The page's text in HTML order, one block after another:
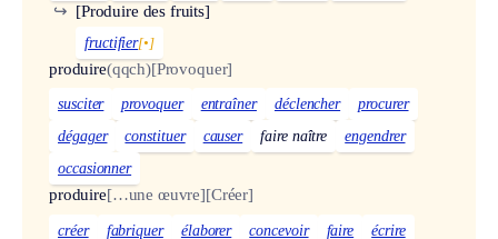
[Produire des fruits]
↪
fructifier[•]
produire(qqch)[Provoquer]
susciter provoquer entraîner déclencher
procurer
dégager
constituer causer faire naître
engendrer
occasionner
produire[…une œuvre][Créer]
créer fabriquer élaborer concevoir faire
écrire